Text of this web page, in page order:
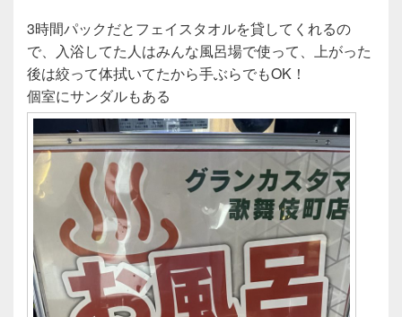
3時間パックだとフェイスタオルを貸してくれるの
で、入浴してた人はみんな風呂場で使って、上がった
後は絞って体拭いてたから手ぶらでもOK！
個室にサンダルもある